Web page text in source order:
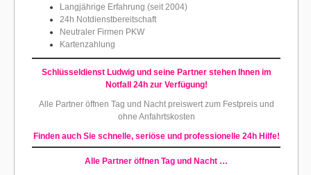
Langjährige Erfahrung (seit 2004)
24h Notdienstbereitschaft
Neutraler Firmen PKW
Kartenzahlung
Schlüsseldienst Ludwig und seine Partner stehen Ihnen im
Notfall 24h zur Verfügung!
Alle Partner öffnen Tag und Nacht preiswertzum Festpreis und
ohne Anfahrtskosten
Finden auch Sie schnelle, seriöse und professionelle 24h Hilfe!
Alle Partner öffnen Tag und Nacht …